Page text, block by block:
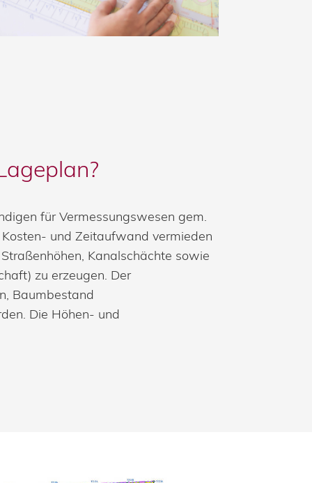
für Vermessungswesen gem.
und Zeitaufwand vermieden
Kanalschächte sowie
zu erzeugen. Der
Baumbestand
Die Höhen- und